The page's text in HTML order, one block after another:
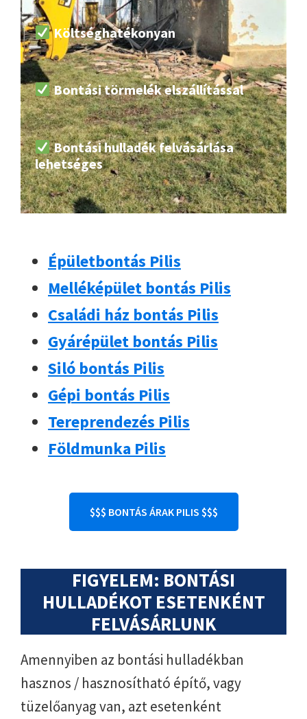
Költséghatékonyan
Bontási törmelék elszállítással
Bontási hulladék felvásárlása
lehetséges
Épületbontás Pilis
Melléképület bontás Pilis
Családi ház bontás Pilis
Gyárépület bontás Pilis
Siló bontás Pilis
Gépi bontás Pilis
Tereprendezés Pilis
Földmunka Pilis
$$$ BONTÁS ÁRAK PILIS $$$
FIGYELEM: BONTÁSI
HULLADÉKOT ESETENKÉNT
FELVÁSÁRLUNK
Amennyiben az bontási hulladékban
hasznos / hasznosítható építő, vagy
tüzelőanyag van, azt esetenként